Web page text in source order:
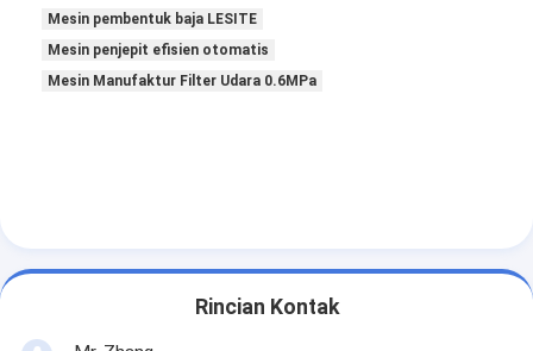
Video
Mesin pembentuk baja LESITE
Mesin penjepit efisien otomatis
Mesin Manufaktur Filter Udara 0.6MPa
Rincian Kontak